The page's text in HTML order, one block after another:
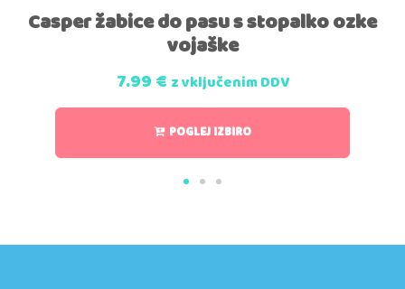
Casper žabice do pasu s stopalko ozke
vojaške
7.99€ z vključenim DDV
POGLEJ IZBIRO